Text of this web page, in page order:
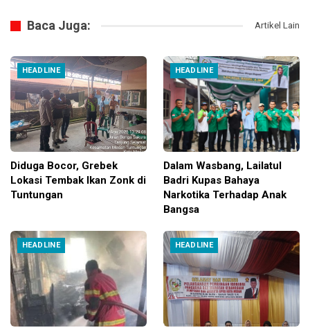
Baca Juga: Artikel Lain
HEADLINE
Diduga Bocor, Grebek
Lokasi Tembak Ikan Zonk di
Tuntungan
HEADLINE
Dalam Wasbang, Lailatul
Badri Kupas Bahaya
Narkotika Terhadap Anak
Bangsa
HEADLINE HEADLINE